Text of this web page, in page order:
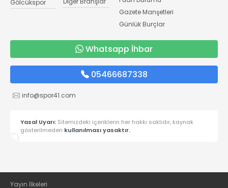
Gölcükspor
Gazete Manşetleri
Günlük Burçlar
Whatsapp İhbar
05466687338
info@spor41.com
Yasal Uyarı: Sitemizdeki içeriklerin her hakkı saklıdır, kaynak
gösterilmeden kullanılması yasaktır.
Yayın İlkeleri